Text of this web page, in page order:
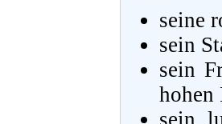
seine
sein
sein
hohen